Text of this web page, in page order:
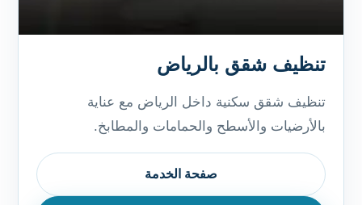
تنظيف شقق بالرياض
تنظيف شقق سكنية داخل الرياض مع عناية
بالأرضيات والأسطح والحمامات والمطابخ.
صفحة الخدمة